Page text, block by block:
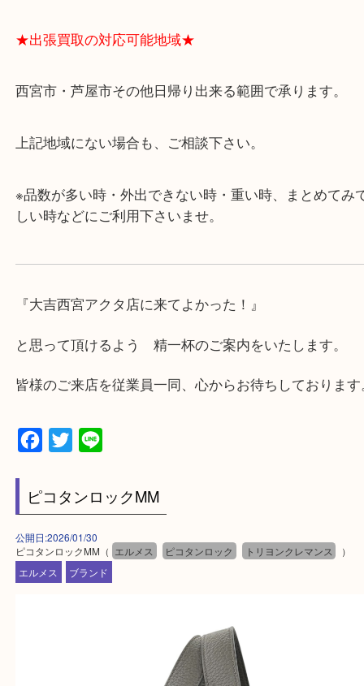
・飲食店、有名ショップがあるショッピングモール
み下さい。
・近隣にコインパーキングが多数あるので、お車で
にも便利です。
★出張買取の対応可能地域★
西宮市・芦屋市その他日帰り出来る範囲で承ります
上記地域にない場合も、ご相談下さい。
※品数が多い時・外出できない時・重い時、まとめ
と思って頂けるよう 精一杯のご案内をいたします